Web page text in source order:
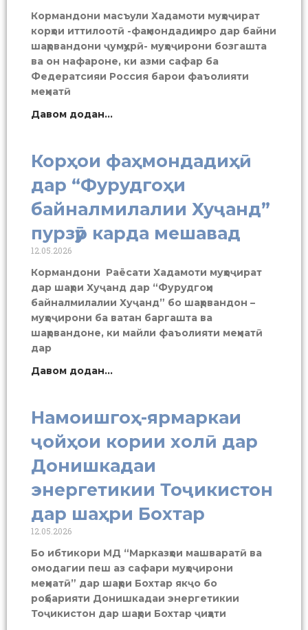
Кормандони масъули Хадамоти муҳоҷират
корҳои иттилоотӣ -фаҳмондадиҳиро дар байни
шаҳрвандони ҷумҳурӣ- муҳоҷирони бозгашта
ва он нафароне, ки азми сафар ба
Федератсияи Россия барои фаъолияти
меҳнатӣ
Давом додан...
Корҳои фаҳмондадиҳӣ
дар “Фурудгоҳи
байналмилалии Хуҷанд”
пурзӯр карда мешавад
12.05.2026
Кормандони Раёсати Хадамоти муҳоҷират
дар шаҳри Хуҷанд дар “Фурудгоҳи
байналмилалии Хуҷанд” бо шаҳрвандон –
муҳоҷирони ба ватан баргашта ва
шаҳрвандоне, ки майли фаъолияти меҳнатӣ
дар
Давом додан...
Намоишгоҳ-ярмаркаи
ҷойҳои кории холӣ дар
Донишкадаи
энергетикии Тоҷикистон
дар шаҳри Бохтар
12.05.2026
Бо ибтикори МД “Марказҳои машваратӣ ва
омодагии пеш аз сафари муҳоҷирони
меҳнатӣ” дар шаҳри Бохтар якҷо бо
роҳбарияти Донишкадаи энергетикии
Тоҷикистон дар шаҳри Бохтар ҷиҳати